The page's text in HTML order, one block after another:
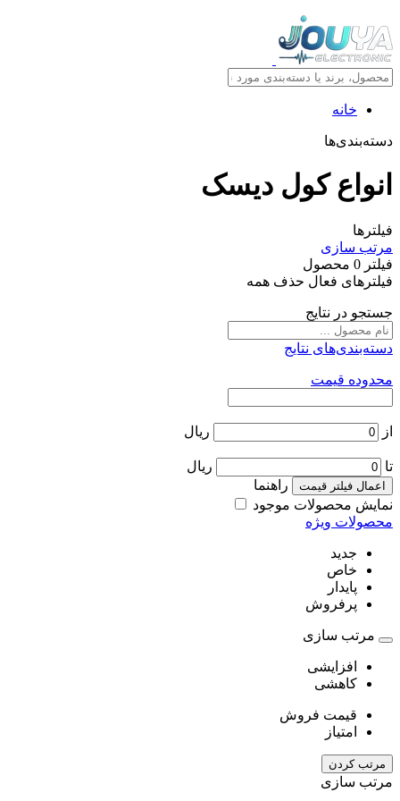
خانه
دسته‌بندی‌ها
انواع کول ديسک
فیلترها
مرتب سازی
فیلتر 0 محصول
فیلترهای فعال حذف همه
جستجو در نتایج
دسته‌بندی‌های نتایج
محدوده قیمت
از ریال
تا ریال
اعمال فیلتر قیمت
راهنما
نمایش محصولات موجود
محصولات ویژه
جدید
خاص
پایدار
پرفروش
مرتب سازی
افزایشی
کاهشی
قیمت فروش
امتیاز
مرتب کردن
مرتب سازی